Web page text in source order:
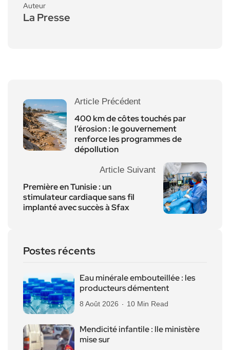
Auteur
La Presse
Article Précédent
400 km de côtes touchés par
l’érosion : le gouvernement
renforce les programmes de
dépollution
Article Suivant
Première en Tunisie : un
stimulateur cardiaque sans fil
implanté avec succès à Sfax
Postes récents
Eau minérale embouteillée : les
producteurs démentent
8 Août 2026 10 Min Read
Mendicité infantile : lle ministère
mise sur